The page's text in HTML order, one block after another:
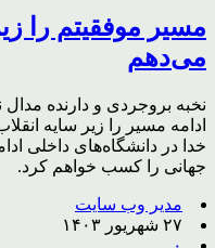
مسیر موفقیتم را
می‌دهم
نخبه بروجردی و دارنده
ادامه مسیر را زیر سایه
خدا در دانشگاه‌های داخلی
جهانی را کسب خواهم کرد.
مدیر وب سایت
۲۷ شهریور ۱۴۰۳